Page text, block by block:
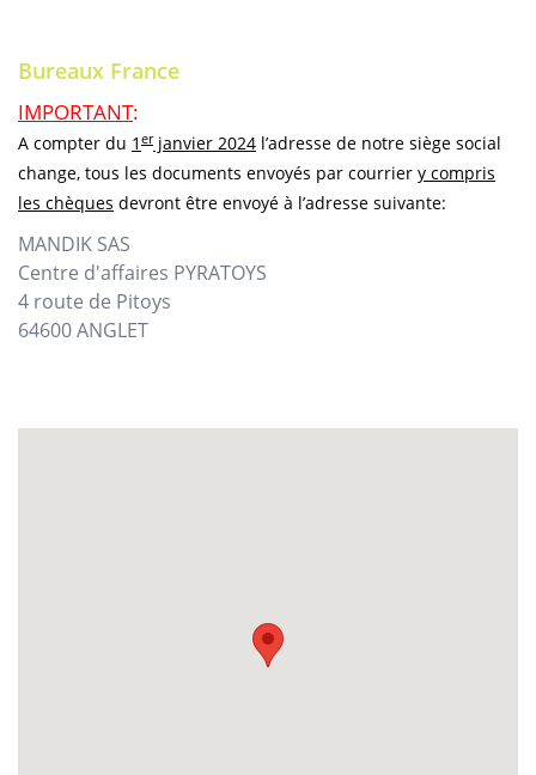
Bureaux France
IMPORTANT:
A compter du 1 erjanvier 2024 l’adresse de notre siège social
change, tous les documents envoyés par courrier y compris
les chèques devront être envoyé à l’adresse suivante:
MANDIK SAS
Centre d'affaires PYRATOYS
4 route de Pitoys
64600 ANGLET